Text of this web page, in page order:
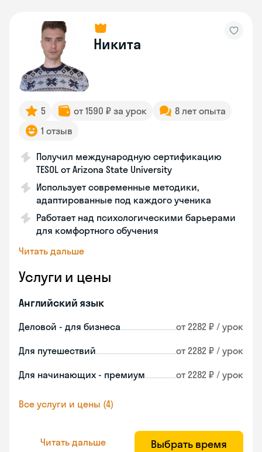
Никита
5 от 1590 ₽ за урок
8 лет опыта
1 отзыв
Получил международную сертификацию
TESOL от Arizona State University
Использует современные методики,
адаптированные под каждого ученика
Работает над психологическими барьерами
для комфортного обучения
Читать дальше
Услуги и цены
Английский язык
Деловой - для бизнеса от 2282 ₽ / урок
Для путешествий от 2282 ₽ / урок
Для начинающих - премиум от 2282 ₽ / урок
Все услуги и цены (4)
Читать дальше Выбрать время